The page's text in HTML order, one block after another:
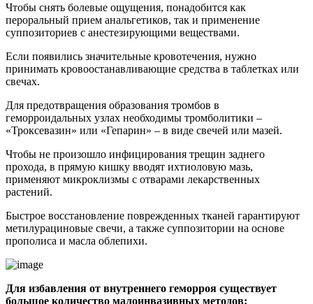
Чтобы снять болевые ощущения, понадобится как
пероральный прием анальгетиков, так и применение
суппозиториев с анестезирующими веществами.
Если появились значительные кровотечения, нужно
принимать кровоостанавливающие средства в таблетках или
свечах.
Для предотвращения образования тромбов в
геморроидальных узлах необходимы тромболитики –
«Троксевазин» или «Гепарин» – в виде свечей или мазей.
Чтобы не произошло инфицирования трещин заднего
прохода, в прямую кишку вводят ихтиоловую мазь,
применяют микроклизмы с отварами лекарственных
растений.
Быстрое восстановление поврежденных тканей гарантируют
метилурациновые свечи, а также суппозитории на основе
прополиса и масла облепихи.
Для избавления от внутреннего геморроя существует
большое количество малоинвазивных методов: